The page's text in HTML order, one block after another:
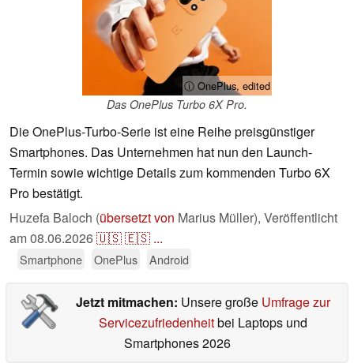
ⓘ OnePlus, edited
Das OnePlus Turbo 6X Pro.
Die OnePlus-Turbo-Serie ist eine Reihe preisgünstiger
Smartphones. Das Unternehmen hat nun den Launch-
Termin sowie wichtige Details zum kommenden Turbo 6X
Pro bestätigt.
Huzefa Baloch (übersetzt von Marius Müller), Veröffentlicht
am08.06.2026🇺🇸🇪🇸 ...
Smartphone OnePlus Android
Jetzt mitmachen: Unsere große Umfrage zur
Servicezufriedenheitbei Laptops und
Smartphones 2026